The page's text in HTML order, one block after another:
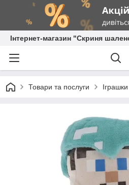
Інтернет-магазин "Скриня
Товари та послуги Іграшки